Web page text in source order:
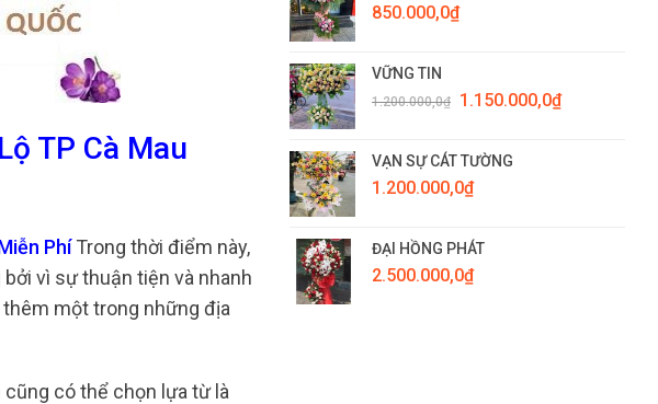
TP Cà Mau
PhíTrong thời điểm này,
vì sự thuận tiện và nhanh
một trong những địa
có thể chọn lựa từ là
850.000,0₫
VỮNG TIN
1.200.000,0₫
Giá
1.200.000,0₫.
1.150.000,0₫Giá
VẠN SỰ CÁT TƯỜNG
1.200.000,0₫
ĐẠI HỒNG PHÁT
2.500.000,0₫